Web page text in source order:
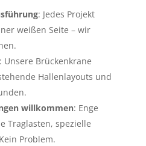
: Jedes Projekt
weißen Seite – wir
Unsere Brückenkrane
Hallenlayouts und
willkommen: Enge
Traglasten, spezielle
Problem.